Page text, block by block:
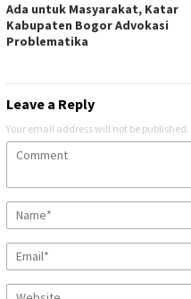
Ada untuk Masyarakat, Katar
Kabupaten Bogor Advokasi
Problematika
Leave a Reply
Your email address will not be published.